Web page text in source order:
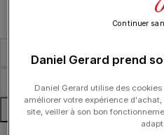
FILTRER
Daniel Gerard prend
Daniel Gerard utilise des
améliorer votre expérience
site, veiller à son bon
Continuer